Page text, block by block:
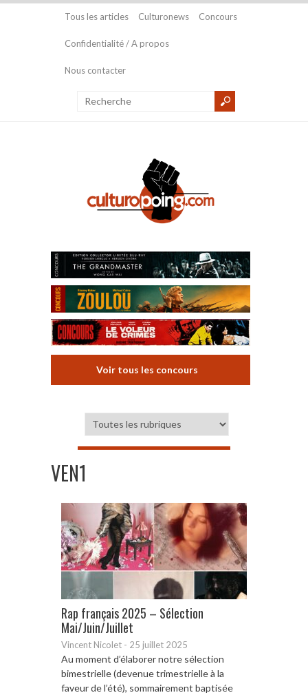
Tous les articles Culturonews Concours
Confidentialité / A propos
Nous contacter
Voir tous les concours
VEN1
Rap français 2025 – Sélection
Mai/Juin/Juillet
Vincent Nicolet - 25 juillet 2025
Au moment d’élaborer notre sélection
bimestrielle (devenue trimestrielle à la
faveur de l’été), sommairement baptisée